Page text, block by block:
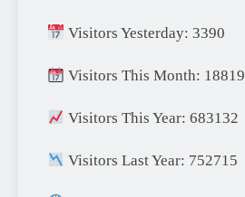
Visitors Yesterday: 3390
Visitors This Month: 18819
Visitors This Year: 683132
Visitors Last Year: 752715